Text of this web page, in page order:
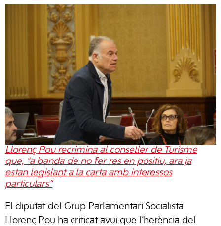
Llorenç Pou recrimina al conseller de Turisme
que, “a banda de no fer res en positiu, ara ja
estan legislant a la carta amb interessos
particulars”
El diputat del Grup Parlamentari Socialista
Llorenç Pou ha criticat avui que l’herència del